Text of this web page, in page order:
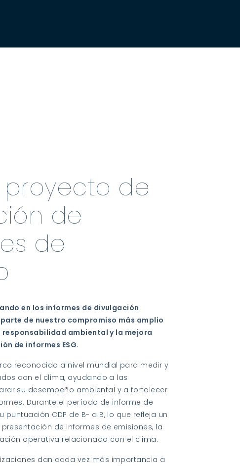
proyecto de
de
de
en los informes de divulgación
de nuestro compromiso más amplio
ambiental y la mejora
de informes ESG.
reconocido a nivel mundial para medir y
con el clima, ayudando a las
su desempeño ambiental y a fortalecer
Durante el período de informe de
puntuación CDP de B- a B, lo que refleja un
de informes de emisiones, la
operativa relacionada con el clima.
dan cada vez más importancia a